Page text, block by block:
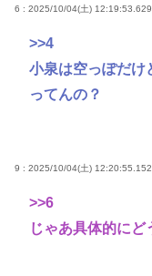
6 : 2025/10/04(土) 12:19:53.629
>>4
小泉は空っぽだけ
ってんの？
9 : 2025/10/04(土) 12:20:55.152
>>6
じゃあ具体的に